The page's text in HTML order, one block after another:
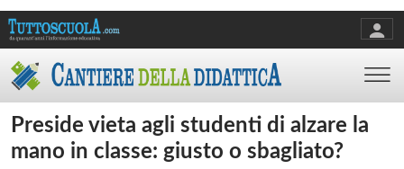
Preside vieta agli studenti di alzare la
mano in classe: giusto o sbagliato?